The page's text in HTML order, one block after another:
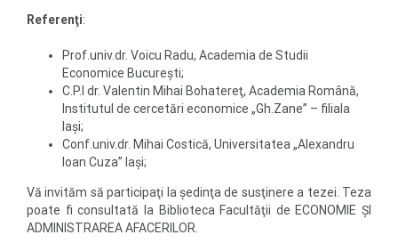
Referenţi:
Prof.univ.dr. Voicu Radu, Academia de Studii
Economice Bucureşti;
C.P.I dr. Valentin Mihai Bohatereţ, Academia Română,
Institutul de cercetări economice „Gh.Zane” – filiala
Iaşi;
Conf.univ.dr. Mihai Costică, Universitatea „Alexandru
Ioan Cuza” Iaşi;
Vă invităm să participaţi la şedinţa de susţinere a tezei. Teza
poate fi consultată la Biblioteca Facultăţii de ECONOMIE ŞI
ADMINISTRAREA AFACERILOR.